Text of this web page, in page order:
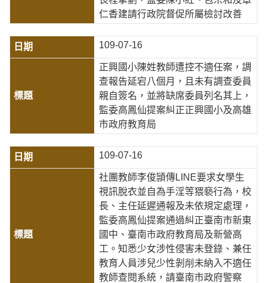
仁香建請行政院督促所屬檢討改善
109-07-16
正興國小陳姓教師遭控不適任案，調
查報告延宕八個月，且未有調查委員
親自簽名，並將缺席委員列名其上，
監委高鳳仙提案糾正正興國小及高雄
市政府教育局
109-07-16
社團教師李俊頴傳LINE要求女學生
視訊脫衣並自為手淫等猥褻行為，校
長、主任延遲通報及未依規定處理，
監委高鳳仙提案通過糾正臺南市新東
國中、臺南市政府教育局及新營高
工。知悉少女涉性侵害未登錄、兼任
教育人員涉兒少性剝削未納入不適任
教師查閱系統，請臺南市政府警察